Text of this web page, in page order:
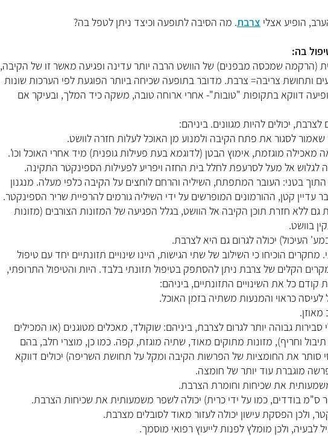
הופיע אצלי צרבת. מה הסיבה לתופעה וכיצד ניתן לטפל בה?
בה:
(הרקמה שמכסה מבפנים) של הוושט הרבה יותר עדינה ופגיעה מאשר זו של הקיבה,
ותחושת צריבה= צרבת. מדובר בתופעה שכיחה ביותר הפוגעת לפי הערכות שונות
מופיעה דווקא בתקופות "טובות"- אחרי ארוחה טובה, משקה כיד המלך, ובעיקר אם
יכולים להיות מגוונים. ביניהם:
לסגור את פתח הקיבה ולמנוע מן האוכל לעלות חזרה לוושט.
מוגזמת, אימוץ הבטן (לדוגמא בעת פעילות גופנית) מיד אחרי האוכל וכו'.
לגלוש אל מעל לסרעפת לחלל בית החזה ויפריע לפעילות הספינקטר התקינה.
בטני: העובר המתפתח, השיליה והרחם לוחצים על הקיבה כלפי מעלה. מנגנון
קטן, ההורמונים המופרשים על ידי השיליה גורמים להרפיית שריר הספינקטר.
ללא חזרת תוכן הקיבה אל הוושט, בגלל הפגיעה של המזונות הצורבים (מזונות
בוושט.
העיכול) יכולה לגרום גם היא לצרבת.
הוכיחו כי השילוב של שתי הגישות, היינו שינויים תזונתיים יחד עם טיפול
הקלים של צרבת ניתן להסתפק בטיפול תזונתי בלבד. היות והטיפול התרופתי,
כל את השינויים התזונתיים, ביניהם:
גבוהה יותר לגרום לצרבת, ביניהם: שוקולד, מאכלים מטוגנים (או המכילים
תיבול וחריף), מזונות מתוקים מאוד, שתיה מוגזת, קפה. כמו כן, מוצרי חלב, בהם
סותר את החומציות של הפרשות הקיבה ומקל על תחושת השריפה) יכולים דווקא
מוגברת עוד יותר של חומצה.
לבעיה, ולכן מומלץ לפנות לייעוץ רפואי מוסמך.